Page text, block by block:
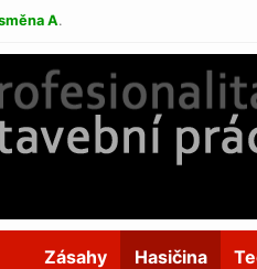
A.
Zásahy Hasičina